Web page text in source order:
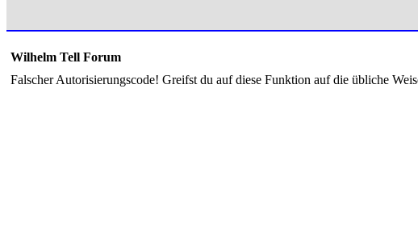
Wilhelm Tell Forum
Falscher Autorisierungscode! Greifst du auf diese Funktion auf die übliche